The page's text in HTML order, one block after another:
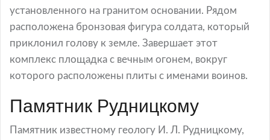
установленного на гранитом основании. Рядом
расположена бронзовая фигура солдата, который
приклонил голову к земле. Завершает этот
комплекс площадка с вечным огонем, вокруг
которого расположены плиты с именами воинов.
Памятник Рудницкому
Памятник известному геологу И. Л. Рудницкому,